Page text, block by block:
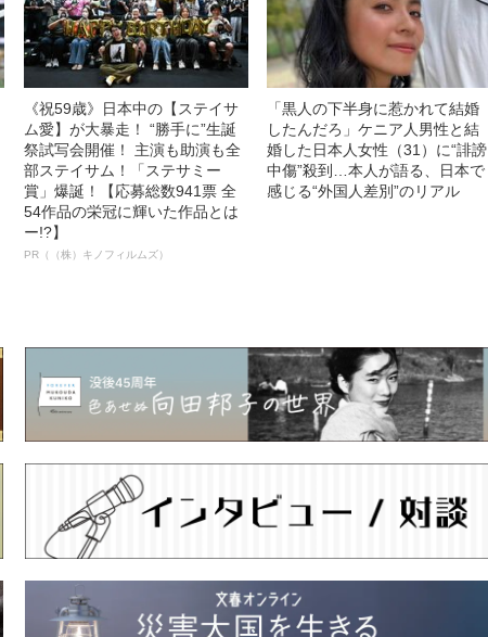
《祝59歳》日本中の【ステイサ
ム愛】が大暴走！ “勝手に”生誕
祭試写会開催！ 主演も助演も全
部ステイサム！「ステサミー
賞」爆誕！【応募総数941票 全
54作品の栄冠に輝いた作品とは
ー!?】
PR（（株）キノフィルムズ）
「黒人の下半身に惹かれて結婚
したんだろ」ケニア人男性と結
婚した日本人女性（31）に“誹謗
中傷”殺到…本人が語る、日本で
感じる“外国人差別”のリアル